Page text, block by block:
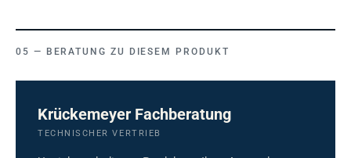
BERATUNG ZU DIESEM PRODUKT
Krückemeyer Fachberatung
TECHNISCHER VERTRIEB